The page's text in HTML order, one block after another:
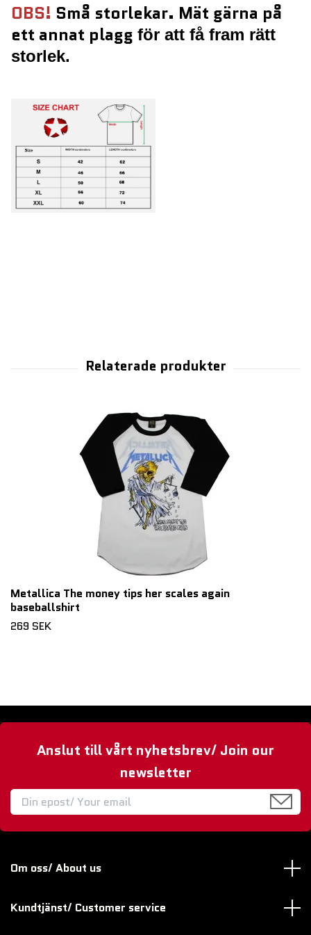
OBS! Små storlekar. Mät gärna på
ett annat plagg för att få fram rätt
storlek.
Metallica The money tips her scales again
baseballshirt
269 SEK
Anslut till vårt nyhetsbrev/ Join our
newsletter
Om oss/ About us
Kundtjänst/ Customer service